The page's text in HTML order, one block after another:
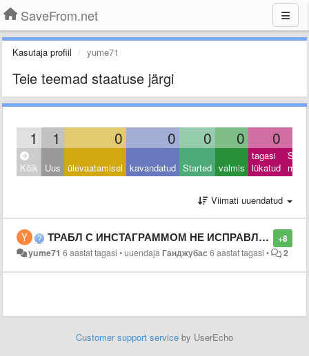
SaveFrom.net
Kasutaja profiil yume71
Teie teemad staatuse järgi
1 1 0 0 0 0 0
Kõik Uus ülevaatamisel kavandatud Started valmis
tagasi
lükatud muu
Viimati uuendatud
+8
ТРАБЛ С ИНСТАГРАММОМ НЕ ИСПРАВЛЕН
yume71 6 aastat tagasi •uuendajaГанджубас 6 aastat tagasi • 2
Customer support service by UserEcho